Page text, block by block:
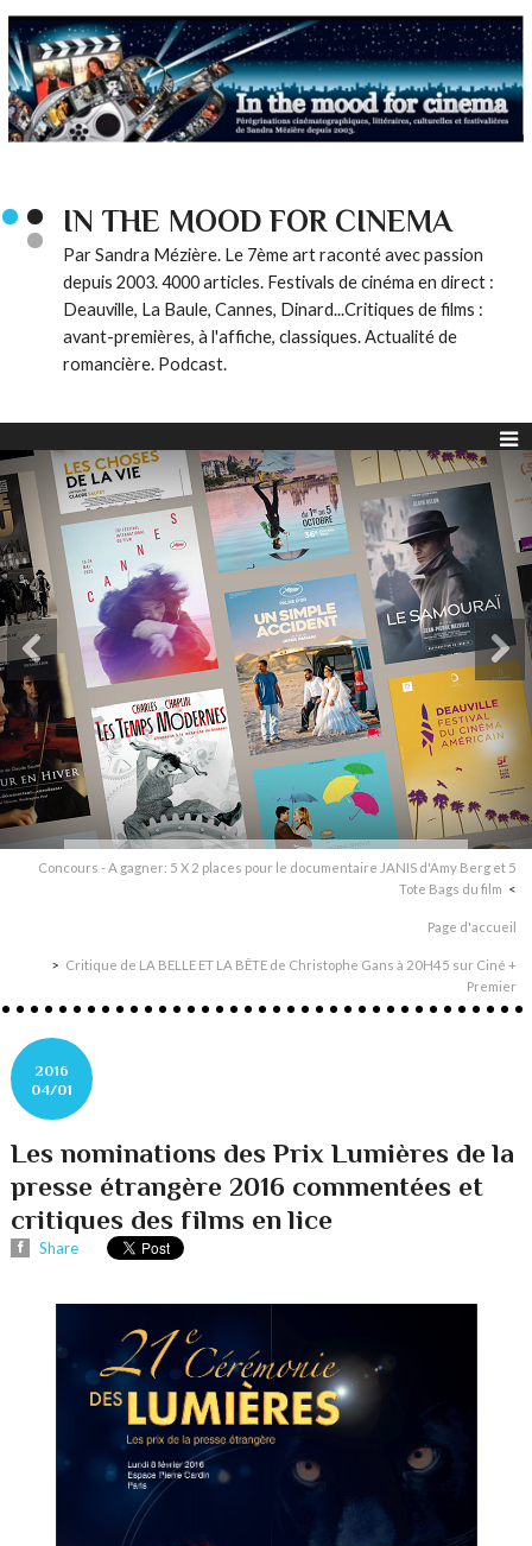
IN THE MOOD FOR CINEMA
Par Sandra Mézière. Le 7ème art raconté avec passion
depuis 2003. 4000 articles. Festivals de cinéma en direct :
Deauville, La Baule, Cannes, Dinard...Critiques de films :
avant-premières, à l'affiche, classiques. Actualité de
romancière. Podcast.
Concours - A gagner: 5 X 2 places pour le documentaire JANIS d'Amy Berg et 5
Tote Bags du film
Page d'accueil
Critique de LA BELLE ET LA BÊTE de Christophe Gans à 20H45 sur Ciné +
Premier
2016
04/01
Les nominations des Prix Lumières de la
presse étrangère 2016 commentées et
critiques des films en lice
Share